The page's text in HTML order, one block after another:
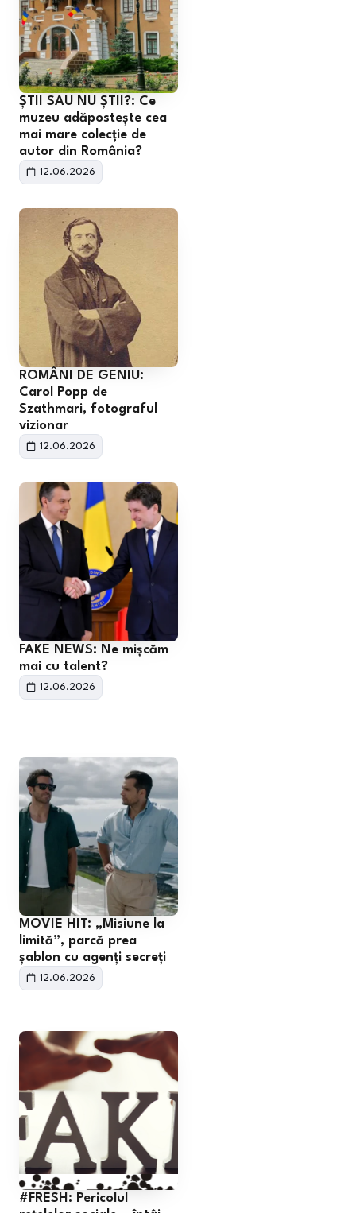
ȘTII SAU NU ȘTII?: Ce
muzeu adăpostește cea
mai mare colecție de
autor din România?
12.06.2026
ROMÂNI DE GENIU:
Carol Popp de
Szathmari, fotograful
vizionar
12.06.2026
FAKE NEWS: Ne mișcăm
mai cu talent?
12.06.2026
MOVIE HIT: „Misiune la
limită”, parcă prea
șablon cu agenți secreți
12.06.2026
#FRESH: Pericolul